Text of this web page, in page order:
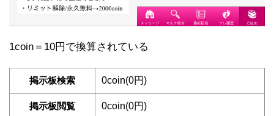
1coin＝10円で換算されている
掲示板検索 0coin(0円)
掲示板閲覧 0coin(0円)